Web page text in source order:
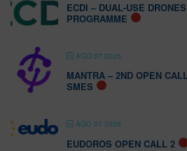
ECDI – DUAL-USE
PROGRAMME
AGO 07 2026
MANTRA – 2ND OPEN
SMES
AGO 07 2026
EUDOROS OPEN CALL 2